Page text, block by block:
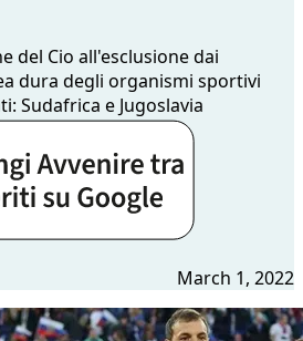
del Cio all'esclusione dai
dura degli organismi sportivi
Sudafrica e Jugoslavia
March 1, 2022